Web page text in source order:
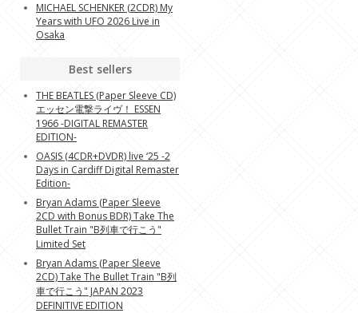
MICHAEL SCHENKER (2CDR) My
Years with UFO 2026 Live in
Osaka
Best sellers
THE BEATLES (Paper Sleeve CD)
エッセン電撃ライヴ！ ESSEN
1966 -DIGITAL REMASTER
EDITION-
OASIS (4CDR+DVDR) live ‘25 -2
Days in Cardiff Digital Remaster
Edition-
Bryan Adams (Paper Sleeve
2CD with Bonus BDR) Take The
Bullet Train "B列車で行こう"
Limited Set
Bryan Adams (Paper Sleeve
2CD) Take The Bullet Train "B列
車で行こう" JAPAN 2023
DEFINITIVE EDITION